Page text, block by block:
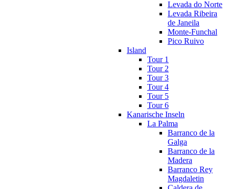
Levada do Norte
Levada Ribeira
de Janeila
Monte-Funchal
Pico Ruivo
Island
Tour 1
Tour 2
Tour 3
Tour 4
Tour 5
Tour 6
Kanarische Inseln
La Palma
Barranco de la
Galga
Barranco de la
Madera
Barranco Rey
Magdaletin